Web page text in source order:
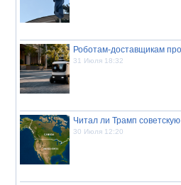
Роботам-доставщикам
31 Июля 18:32
Читал ли Трамп
30 Июля 12:20